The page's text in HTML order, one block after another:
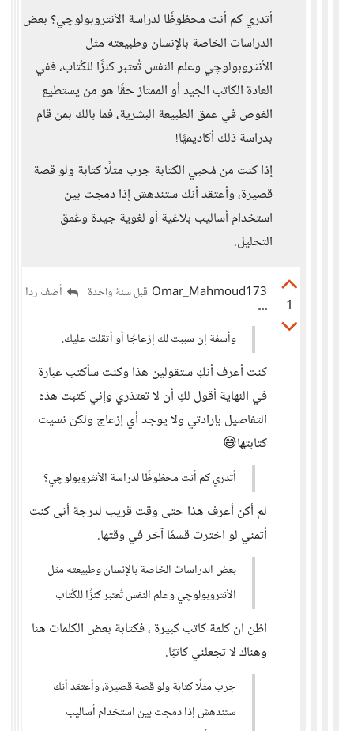
أتدري كم أنت محظوظًا لدراسة الأنثروبولوچي؟ بعض
الدراسات الخاصة بالإنسان وطبيعته مثل
الأنثروبولوچي وعلم النفس تُعتبر كنزًا للكُتاب، ففي
العادة الكاتب الجيد أو الممتاز حقًا هو من يستطيع
الغوص في عمق الطبيعة البشرية، فما بالك بمن قام
بدراسة ذلك أكاديميًا!
إذا كنت من مُحبي الكتابة جرب مثلًا كتابة ولو قصة
قصيرة، وأعتقد أنك ستندهش إذا دمجت بين
استخدام أساليب بلاغية أو لغوية جيدة وعُمق
التحليل.
1
Omar_Mahmoud173 قبل سنة واحدة أضف ردا
وأسفة إن سببت لك إزعاجًا أو أثقلت عليك.
كنت أعرف أنكِ ستقولين هذا وكنت سأكتب عبارة
في النهاية أقول لكِ أن لا تعتذري وإني كتبت هذه
التفاصيل بإرادتي ولا يوجد أي إزعاج ولكن نسيت
كتابتها😅
أتدري كم أنت محظوظًا لدراسة الأنثروبولوچي؟
لم أكن أعرف هذا حتى وقت قريب لدرجة أنى كنت
أتمني لو اخترت قسمًا آخر في وقتها.
بعض الدراسات الخاصة بالإنسان وطبيعته مثل
الأنثروبولوچي وعلم النفس تُعتبر كنزًا للكُتاب
اظن ان كلمة كاتب كبيرة ، فكتابة بعض الكلمات هنا
وهناك لا تجعلني كاتبًا.
جرب مثلًا كتابة ولو قصة قصيرة، وأعتقد أنك
ستندهش إذا دمجت بين استخدام أساليب